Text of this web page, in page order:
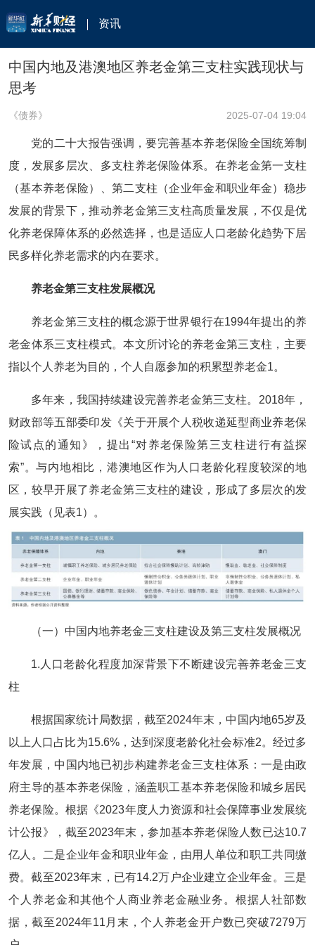
资讯
中国内地及港澳地区养老金第三支柱实践现状与
思考
《债券》 2025-07-04 19:04
党的二十大报告强调，要完善基本养老保险全国统筹制
度，发展多层次、多支柱养老保险体系。在养老金第一支柱
（基本养老保险）、第二支柱（企业年金和职业年金）稳步
发展的背景下，推动养老金第三支柱高质量发展，不仅是优
化养老保障体系的必然选择，也是适应人口老龄化趋势下居
民多样化养老需求的内在要求。
养老金第三支柱发展概况
养老金第三支柱的概念源于世界银行在1994年提出的养
老金体系三支柱模式。本文所讨论的养老金第三支柱，主要
指以个人养老为目的，个人自愿参加的积累型养老金1。
多年来，我国持续建设完善养老金第三支柱。2018年，
财政部等五部委印发《关于开展个人税收递延型商业养老保
险试点的通知》，提出“对养老保险第三支柱进行有益探
索”。与内地相比，港澳地区作为人口老龄化程度较深的地
区，较早开展了养老金第三支柱的建设，形成了多层次的发
展实践（见表1）。
（一）中国内地养老金三支柱建设及第三支柱发展概况
1.人口老龄化程度加深背景下不断建设完善养老金三支
柱
根据国家统计局数据，截至2024年末，中国内地65岁及
以上人口占比为15.6%，达到深度老龄化社会标准2。经过多
年发展，中国内地已初步构建养老金三支柱体系：一是由政
府主导的基本养老保险，涵盖职工基本养老保险和城乡居民
养老保险。根据《2023年度人力资源和社会保障事业发展统
计公报》，截至2023年末，参加基本养老保险人数已达10.7
亿人。二是企业年金和职业年金，由用人单位和职工共同缴
费。截至2023年末，已有14.2万户企业建立企业年金。三是
个人养老金和其他个人商业养老金融业务。根据人社部数
据，截至2024年11月末，个人养老金开户数已突破7279万